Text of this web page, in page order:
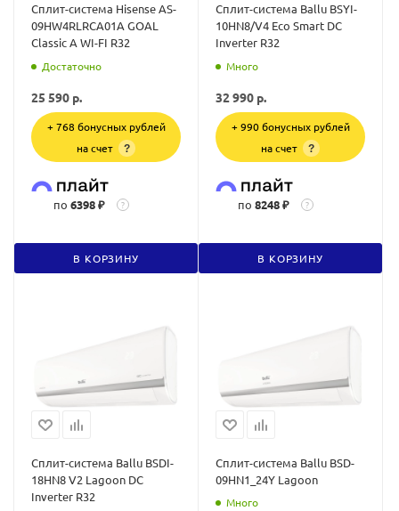
Сплит-система Hisense AS-
09HW4RLRCA01A GOAL
Classic A WI-FI R32
Достаточно
25 590 р.
+ 768 бонусных рублей
на счет
?
по 6398 ₽ ?
В КОРЗИНУ
Сплит-система Ballu BSYI-
10HN8/V4 Eco Smart DC
Inverter R32
Много
32 990 р.
+ 990 бонусных рублей
на счет
?
по 8248 ₽ ?
В КОРЗИНУ
Сплит-система Ballu BSDI-
18HN8 V2 Lagoon DC
Inverter R32
Сплит-система Ballu BSD-
09HN1_24Y Lagoon
Много